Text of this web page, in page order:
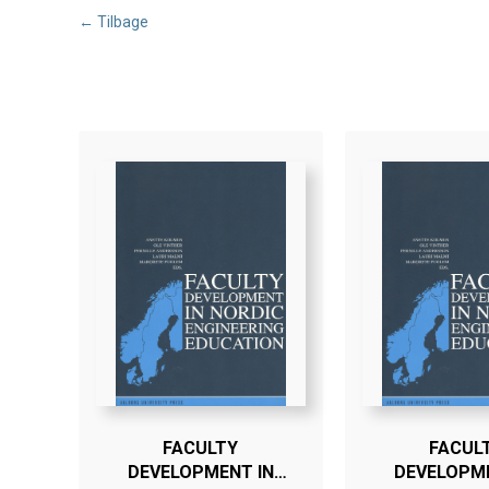
← Tilbage
FACULTY
DEVELOPMENT IN